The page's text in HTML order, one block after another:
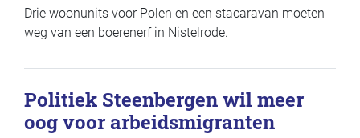
Drie woonunits voor Polen en een stacaravan moeten
weg van een boerenerf in Nistelrode.
Politiek Steenbergen wil meer
oog voor arbeidsmigranten